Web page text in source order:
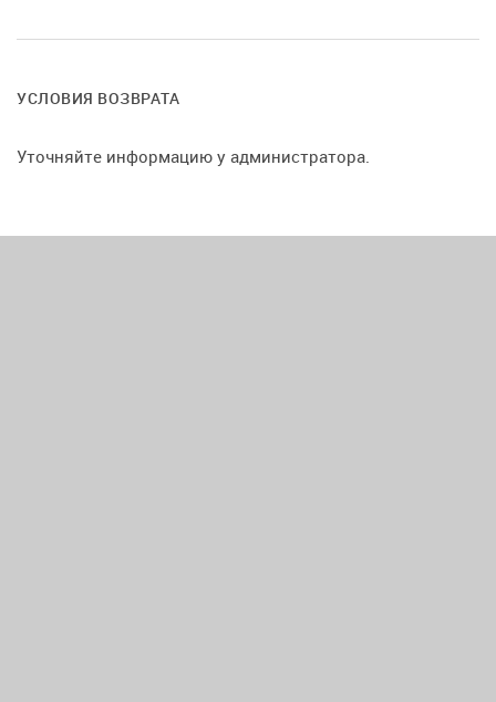
также обсуждаются при заключении договора.
УСЛОВИЯ ВОЗВРАТА
Уточняйте информацию у администратора.